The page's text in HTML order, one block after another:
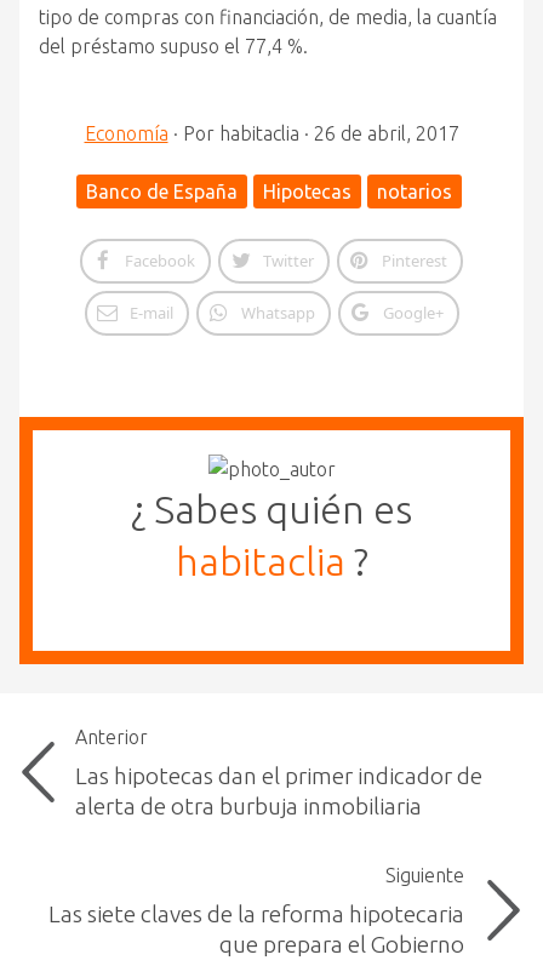
tipo de compras con financiación, de media, la cuantía
del préstamo supuso el 77,4 %.
Economía · Por habitaclia · 26 de abril, 2017
Banco de España Hipotecas notarios
Facebook Twitter Pinterest
E-mail Whatsapp Google+
¿ Sabes quién es
habitaclia ?
Anterior
Las hipotecas dan el primer indicador de
alerta de otra burbuja inmobiliaria
Siguiente
Las siete claves de la reforma hipotecaria
que prepara el Gobierno